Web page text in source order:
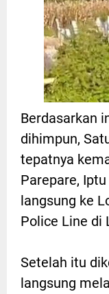
Berdasarkan
dihimpun,
tepatnya
Parepare,
langsung ke
Police Line di
Setelah itu
langsung